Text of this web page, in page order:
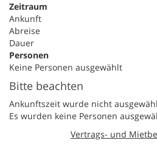
Zeitraum
Ankunft
Abreise
Dauer
Personen
Keine Personen ausgewählt
Bitte beachten
Ankunftszeit wurde nicht
Es wurden keine Personen
Vertrags- und